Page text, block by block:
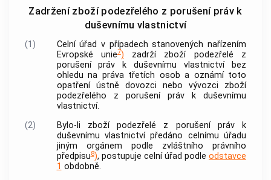
Zadržení zboží podezřelého z porušení práv k
duševnímu vlastnictví
(1)
Celní úřad v případech stanovených nařízením
Evropské unie7) zadrží zboží podezřelé z
porušení práv k duševnímu vlastnictví bez
ohledu na práva třetích osob a oznámí toto
opatření ústně dovozci nebo vývozci zboží
podezřelého z porušení práv k duševnímu
vlastnictví.
(2)
Bylo-li zboží podezřelé z porušení práv k
duševnímu vlastnictví předáno celnímu úřadu
jiným orgánem podle zvláštního právního
předpisu8), postupuje celní úřad podle odstavce
1 obdobně.